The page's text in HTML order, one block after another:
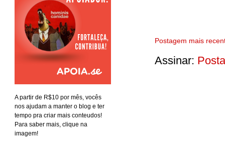
Postagem mais
Assinar:
A partir de R$10 por mês, vocês
nos ajudam a manter o blog e ter
tempo pra criar mais conteudos!
Para saber mais, clique na
imagem!